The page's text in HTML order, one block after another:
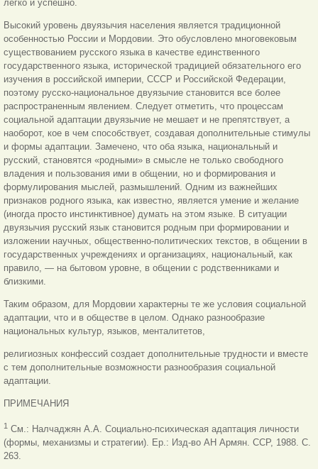
легко и успешно.
Высокий уровень двуязычия населения является традиционной
особенностью России и Мордовии. Это обусловлено многовековым
существованием русского языка в качестве единственного
государственного языка, исторической традицией обязательного его
изучения в российской империи, СССР и Российской Федерации,
поэтому русско-национальное двуязычие становится все более
распространенным явлением. Следует отметить, что процессам
социальной адаптации двуязычие не мешает и не препятствует, а
наоборот, кое в чем способствует, создавая дополнительные стимулы
и формы адаптации. Замечено, что оба языка, национальный и
русский, становятся «родными» в смысле не только свободного
владения и пользования ими в общении, но и формирования и
формулирования мыслей, размышлений. Одним из важнейших
признаков родного языка, как известно, является умение и желание
(иногда просто инстинктивное) думать на этом языке. В ситуации
двуязычия русский язык становится родным при формировании и
изложении научных, общественно-политических текстов, в общении в
государственных учреждениях и организациях, национальный, как
правило, — на бытовом уровне, в общении с родственниками и
близкими.
Таким образом, для Мордовии характерны те же условия социальной
адаптации, что и в обществе в целом. Однако разнообразие
национальных культур, языков, менталитетов,
религиозных конфессий создает дополнительные трудности и вместе
с тем дополнительные возможности разнообразия социальной
адаптации.
ПРИМЕЧАНИЯ
1 См.: Налчаджян А.А. Социально-психическая адаптация личности
(формы, механизмы и стратегии). Ер.: Изд-во АН Армян. ССР, 1988. С.
263.